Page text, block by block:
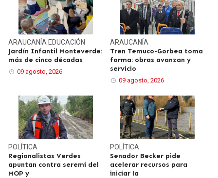
ARAUCANÍA EDUCACIÓN
Jardín Infantil Monteverde:
más de cinco décadas
09 agosto, 2026
ARAUCANÍA
Tren Temuco-Gorbea toma
forma: obras avanzan y
servicio
09 agosto, 2026
POLÍTICA
Regionalistas Verdes
apuntan contra seremi del
MOP y
POLÍTICA
Senador Becker pide
acelerar recursos para
iniciar la